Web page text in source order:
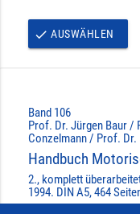
done AUSWÄHLEN
Band 106
Prof. Dr. Jürgen Baur /
Conzelmann / Prof. Dr.
Handbuch
2., komplett
1994. DIN A5, 464